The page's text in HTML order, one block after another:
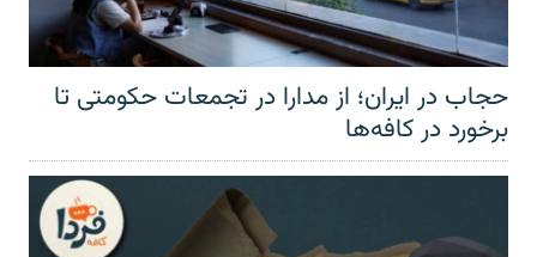
حجاب در ایران؛ از مدارا در تجمعات حکومتی تا
برخورد در کافه‌ها